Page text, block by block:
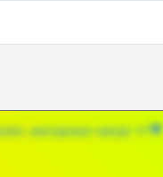
шкодных шкур тг❤